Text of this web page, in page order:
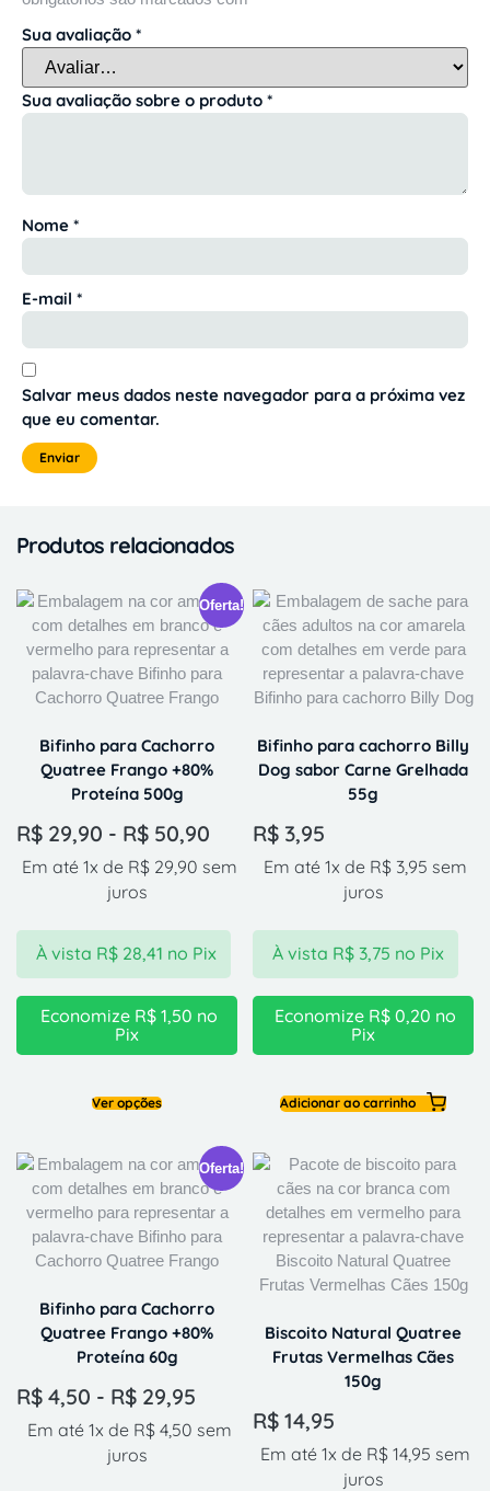
Sua avaliação *
Sua avaliação sobre o produto *
Nome *
E-mail *
Salvar meus dados neste navegador para a próxima vez
que eu comentar.
Produtos relacionados
Oferta!
Bifinho para Cachorro
Quatree Frango +80%
Proteína 500g
R$ 29,90 - R$ 50,90
Em até 1x de R$29,90 sem
juros
À vista R$28,41 no Pix
Economize R$ 1,50 no
Pix
Ver opções
Bifinho para cachorro Billy
Dog sabor Carne Grelhada
55g
R$ 3,95
Em até 1x de R$ 3,95 sem
juros
À vista R$3,75 no Pix
Economize R$ 0,20 no
Pix
Adicionar ao carrinho
Oferta!
Bifinho para Cachorro
Quatree Frango +80%
Proteína 60g
R$ 4,50 - R$ 29,95
Em até 1x de R$4,50 sem
juros
Biscoito Natural Quatree
Frutas Vermelhas Cães
150g
R$ 14,95
Em até 1x de R$ 14,95 sem
juros